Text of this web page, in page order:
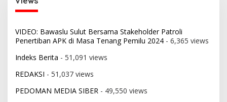
VIDEO: Bawaslu Sulut Bersama Stakeholder Patroli
Penertiban APK di Masa Tenang Pemilu 2024 - 6,365 views
Indeks Berita - 51,091 views
REDAKSI - 51,037 views
PEDOMAN MEDIA SIBER - 49,550 views